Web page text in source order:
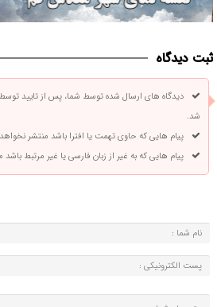
ثبت دیدگاه
دیدگاه های ارسال شده توسط شما، پس از تایید
شد.
پیام هایی که حاوی تهمت یا افترا باشد منتشر
پیام هایی که به غیر از زبان فارسی یا غیر مرتبط